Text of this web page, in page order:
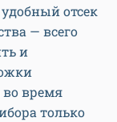
отсек
— всего
и
время
только